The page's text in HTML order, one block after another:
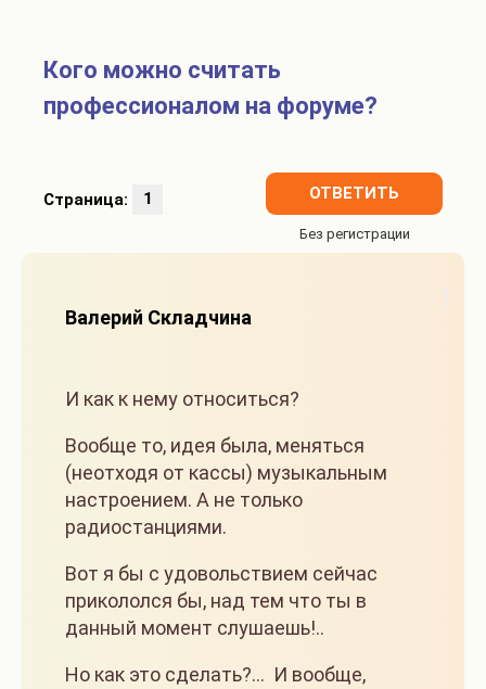
Кого можно считать
профессионалом на форуме?
Страница: 1 ОТВЕТИТЬ
Валерий Складчина
И как к нему относиться?
Вообще то, идея была, меняться
(неотходя от кассы) музыкальным
настроением. А не только
радиостанциями.
Вот я бы с удовольствием сейчас
прикололся бы, над тем что ты в
данный момент слушаешь!..
Но как это сделать?... И вообще,